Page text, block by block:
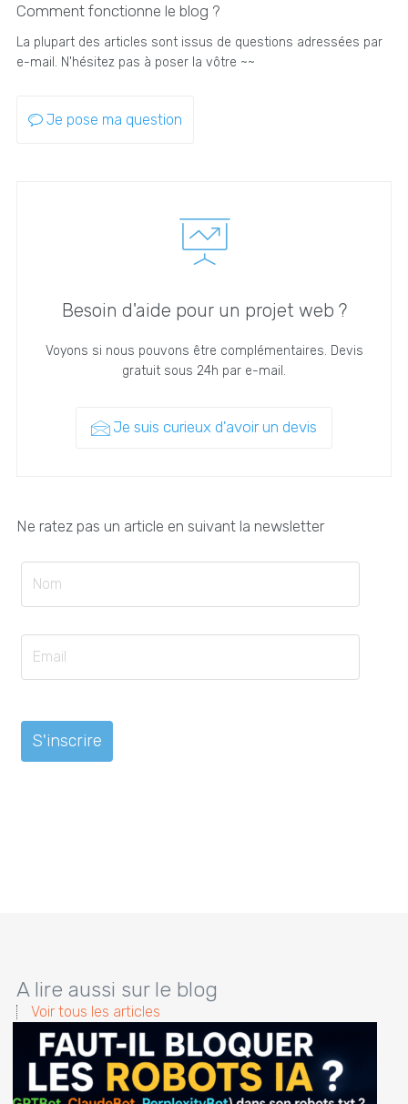
Comment fonctionne le blog ?
La plupart des articles sont issus de questions adressées par
e-mail. N'hésitez pas à poser la vôtre ~~
Je pose ma question
Besoin d'aide pour un projet web ?
Voyons si nous pouvons être complémentaires. Devis
gratuit sous 24h par e-mail.
Je suis curieux d'avoir un devis
Ne ratez pas un article en suivant la newsletter
A lire aussi sur le blog
Voir tous les articles